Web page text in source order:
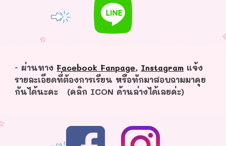
- ผ่านทาง Facebook Fanpage, Instagram แจ้ง
รายละเอียดที่ต้องการเรียน หรือทักมาสอบถามมาคุย
กันได้นะคะ (คลิก ICON ด้านล่างได้เลยค่ะ)